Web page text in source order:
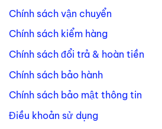
Chính sách vận chuyển
Chính sách kiểm hàng
Chính sách đổi trả & hoàn tiền
Chính sách bảo hành
Chính sách bảo mật thông tin
Điều khoản sử dụng